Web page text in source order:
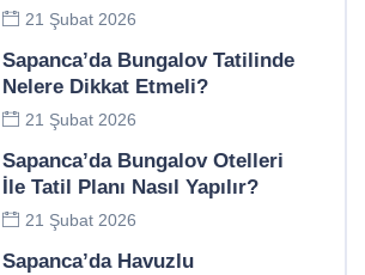
21 Şubat 2026
Sapanca’da Bungalov Tatilinde
Nelere Dikkat Etmeli?
21 Şubat 2026
Sapanca’da Bungalov Otelleri
İle Tatil Planı Nasıl Yapılır?
21 Şubat 2026
Sapanca’da Havuzlu